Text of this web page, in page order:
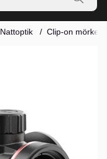
Nattoptik Clip-on